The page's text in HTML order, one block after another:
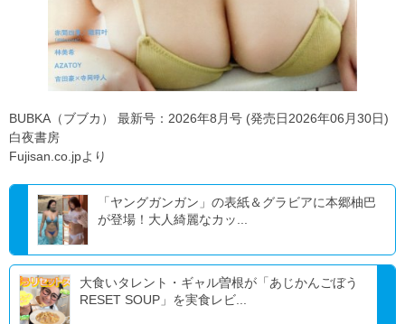
BUBKA（ブブカ） 最新号：2026年8月号 (発売日2026年06月30日)
白夜書房
Fujisan.co.jpより
「ヤングガンガン」の表紙＆グラビアに本郷柚巴
が登場！大人綺麗なカッ...
大食いタレント・ギャル曽根が「あじかんごぼう
RESET SOUP」を実食レビ...